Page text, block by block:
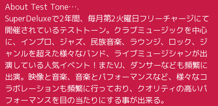
About Test Tone….
SuperDeluxeで2年間、毎月第2火曜日フリーチャージにて
開催されているテストトーン。クラブミュージックを中心
に、インプロ、ジャズ、民族音楽、ラウンジ、ロック、ジ
ャンルを超えた様々なバンド、ライブミュージシャンが出
演している人気イベント！またVJ、ダンサーなども頻繁に
出演。映像と音楽、音楽とパフォーマンスなど、様々なコ
ラボレーションも頻繁に行っており、クオリティの高いパ
フォーマンスを目の当たりにする事が出来る。